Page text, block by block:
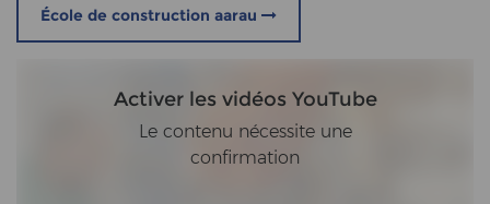
École de construction aarau
Activer les vidéos YouTube
Le contenu nécessite une
confirmation